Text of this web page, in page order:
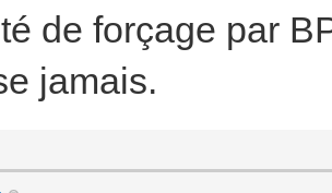
de forçage par
jamais.